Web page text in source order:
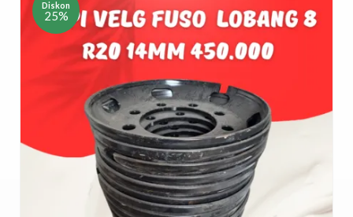
Diskon
25%